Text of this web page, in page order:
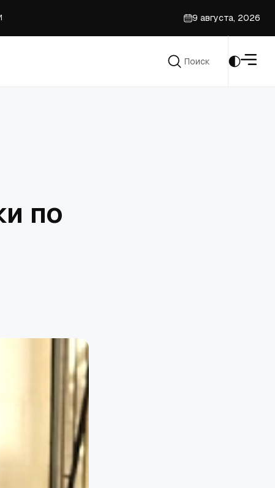
9 августа, 2026
Поиск
по